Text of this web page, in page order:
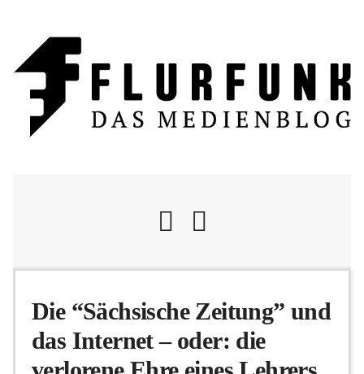
Nachrichten
Flurschelte
Die “Sächsische Zeitung” und
das Internet – oder: die